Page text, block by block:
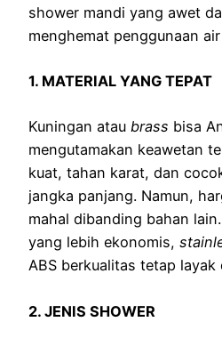
shower mandi yang awet
menghemat penggunaan
1. MATERIAL YANG TEPAT
Kuningan atau brass bisa
mengutamakan keawetan
kuat, tahan karat, dan
jangka panjang. Namun,
mahal dibanding bahan
yang lebih ekonomis,
ABS berkualitas tetap
2. JENIS SHOWER